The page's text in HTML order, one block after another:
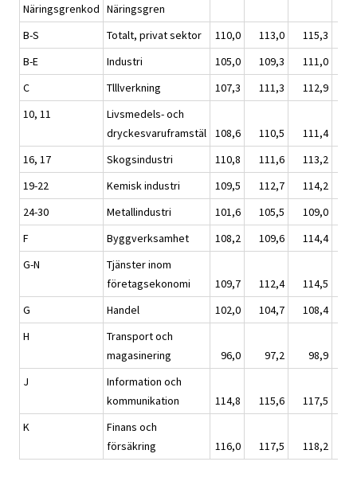
Näringsgrenkod Näringsgren
B-S
Totalt, privat sektor 110,0 113,0 115,3
B-E
Industri 105,0 109,3 111,0
C
Tlllverkning 107,3 111,3 112,9
10, 11
Livsmedels- och
dryckesvaruframstäl
108,6 110,5 111,4
16, 17
Skogsindustri 110,8 111,6 113,2
19-22
Kemisk industri 109,5 112,7 114,2
24-30
Metallindustri 101,6 105,5 109,0
F
Byggverksamhet 108,2 109,6 114,4
G-N
Tjänster inom
företagsekonomi
109,7 112,4 114,5
G
Handel 102,0 104,7 108,4
H
Transport och
magasinering
96,0 97,2 98,9
J
Information och
kommunikation
114,8 115,6 117,5
K
Finans och
försäkring
116,0 117,5 118,2